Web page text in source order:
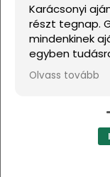
Karácsonyi
részt tegnap.
mindenkinek
egyben
Ha lehetne
mind adnám.
Olvass tovább